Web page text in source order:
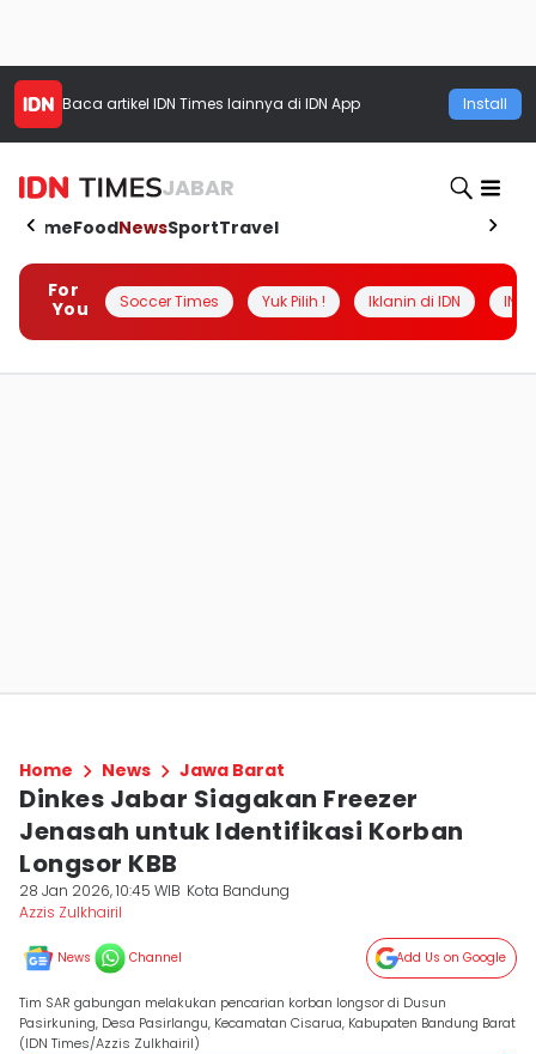
Baca artikel IDN Times lainnya di IDN App Install
JABAR
HomeFoodNewsSportTravel
For
You
Soccer Times Yuk Pilih ! Iklanin di IDN
Home News Jawa Barat
Dinkes Jabar Siagakan Freezer
Jenasah untuk Identifikasi Korban
Longsor KBB
28 Jan 2026, 10:45 WIB Kota Bandung
Azzis Zulkhairil
News Channel Add Us on Google
Tim SAR gabungan melakukan pencarian korban longsor di Dusun
Pasirkuning, Desa Pasirlangu, Kecamatan Cisarua, Kabupaten Bandung Barat
(IDN Times/Azzis Zulkhairil)